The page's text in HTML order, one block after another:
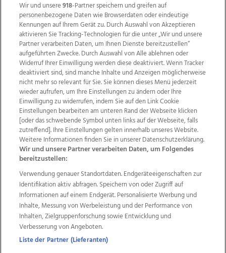
Wir über uns Mediadaten Kontakt
Jobs
Datenschutz
Impressum
AGB Anzeigekunden
AGB Website
Ehrenkodex Politische Werbung
Weitere Angebote des Medienhauses Wimmer
TV1 di-mog-i.at OÖNow
Ischler Woche
Life Radio
OÖNachrichten
OÖN Immobilien
OÖN Karriere
OÖN Reise
Promenaden Galerien
Regionaljobs
wasistlos.at wirtrauern.at
Wir und unsere918-Partner speichern und greifen auf
personenbezogene Daten wie Browserdaten oder eindeutige
Kennungen auf Ihrem Gerät zu. Durch Auswahl von Akzeptieren
aktivieren Sie Tracking-Technologien für die unter „Wir und unsere
Partner verarbeiten Daten, um Ihnen Dienste bereitzustellen“
aufgeführten Zwecke. Durch Auswahl von Alle ablehnen oder
Widerruf Ihrer Einwilligung werden diese deaktiviert. Wenn Tracker
deaktiviert sind, sind manche Inhalte und Anzeigen möglicherweise
nicht mehr so relevant für Sie. Sie können dieses Menü jederzeit
wieder aufrufen, um Ihre Einstellungen zu ändern oder Ihre
Einwilligung zu widerrufen, indem Sie auf den Link Cookie
Einstellungen bearbeiten am unteren Rand der Webseite klicken
[oder das schwebende Symbol unten links auf der Webseite, falls
zutreffend]. Ihre Einstellungen gelten innerhalb unseres Website.
Weitere Informationen finden Sie in unserer Datenschutzerklärung.
Wir und unsere Partner verarbeiten Daten, um Folgendes
bereitzustellen:
Verwendung genauer Standortdaten. Endgeräteeigenschaften zur
Identifikation aktiv abfragen. Speichern von oder Zugriff auf
Informationen auf einem Endgerät. Personalisierte Werbung und
Inhalte, Messung von Werbeleistung und der Performance von
Inhalten, Zielgruppenforschung sowie Entwicklung und
Verbesserung von Angeboten.
Liste der Partner (Lieferanten)